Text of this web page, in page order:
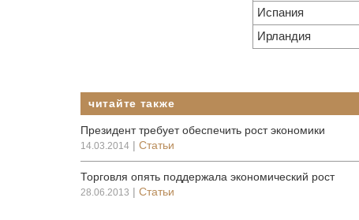
Испания
Ирландия
читайте также
Президент требует обеспечить рост экономики
14.03.2014 | Статьи
Торговля опять поддержала экономический рост
28.06.2013 | Статьи